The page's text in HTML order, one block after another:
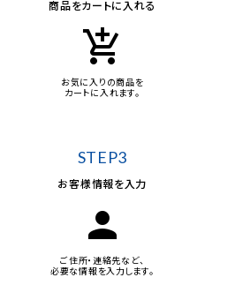
商品をカートに入れる
add_shopping_cart
お気に入りの商品を
カートに入れます。
STEP3
お客様情報を入力
person
ご住所・連絡先など、
必要な情報を入力します。